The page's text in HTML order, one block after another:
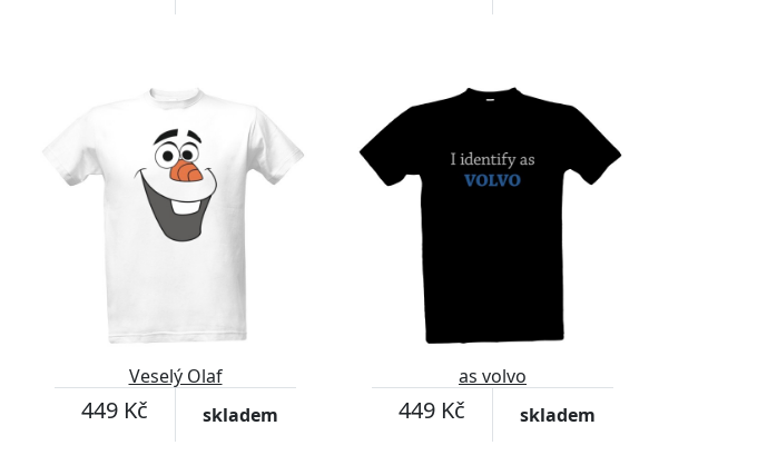
Veselý Olaf
449 Kč skladem
as volvo
449 Kč skladem